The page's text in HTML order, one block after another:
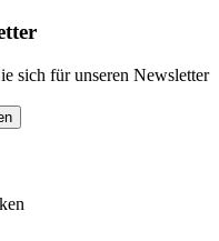
sich für unseren Newsletter